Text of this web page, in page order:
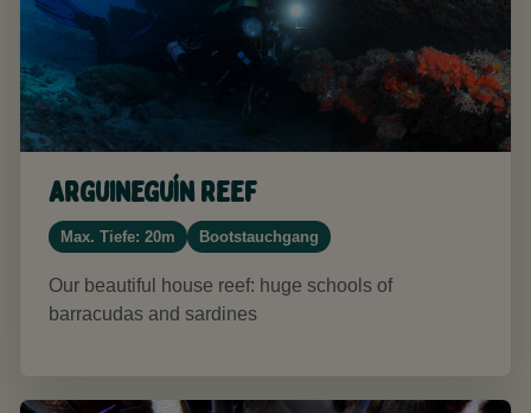
Arguineguín Reef
Max. Tiefe: 20m Bootstauchgang
Our beautiful house reef: huge schools of
barracudas and sardines​